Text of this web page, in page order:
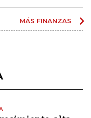
MÁS FINANZAS